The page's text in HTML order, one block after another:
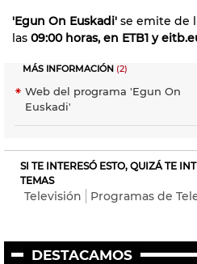
'Egun On Euskadi' se emite de
las 09:00 horas, en ETB1 y
MÁS INFORMACIÓN (2)
Web del programa 'Egun On
Euskadi'
SI TE INTERESÓ ESTO, QUIZÁ TE
TEMAS
Televisión Programas de
DESTACAMOS